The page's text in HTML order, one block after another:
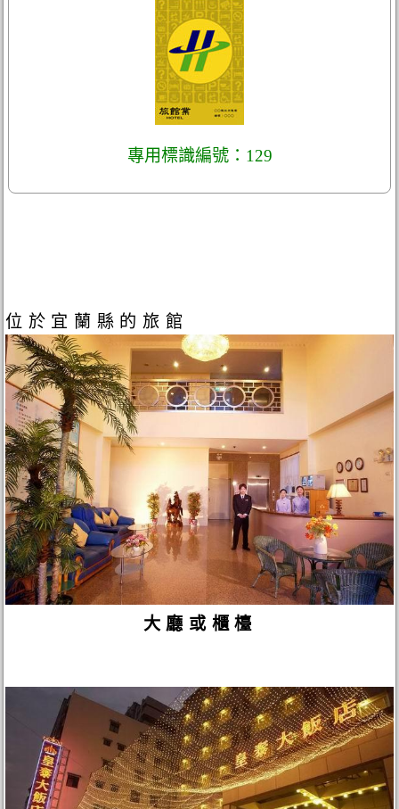
專用標識編號：129
位於宜蘭縣的旅館
大廳或櫃檯